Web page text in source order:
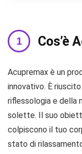
Cos’è
Acupremax è un
innovativo. È
riflessologia e della
solette. Il suo
colpiscono il tuo
stato di